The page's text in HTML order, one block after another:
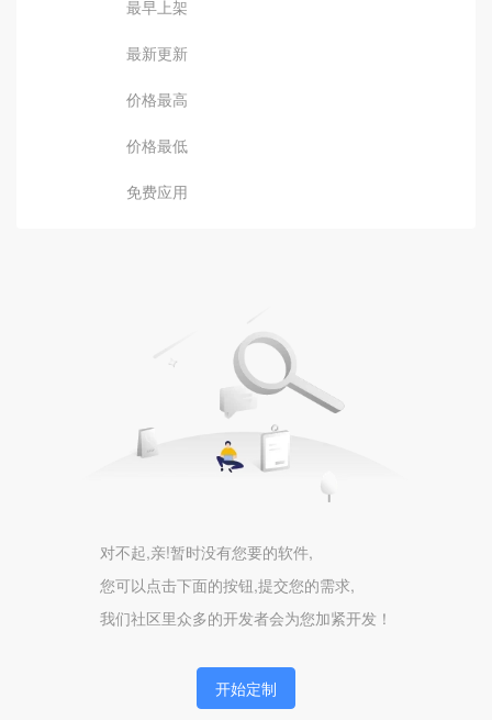
最早上架
最新更新
价格最高
价格最低
免费应用
对不起,亲!暂时没有您要的软件,
您可以点击下面的按钮,提交您的需求,
我们社区里众多的开发者会为您加紧开发！
开始定制